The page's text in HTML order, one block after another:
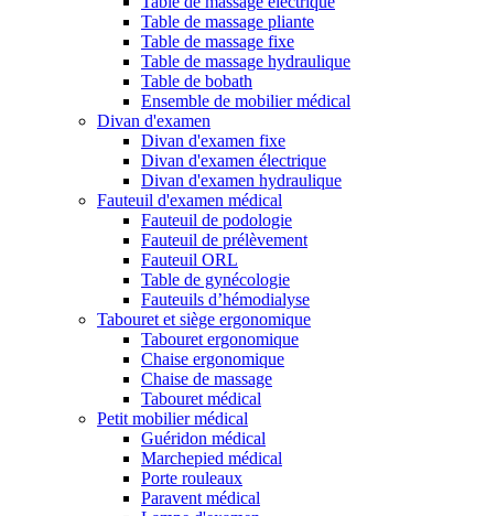
Table de massage pliante
Table de massage fixe
Table de massage hydraulique
Table de bobath
Ensemble de mobilier médical
Divan d'examen
Divan d'examen fixe
Divan d'examen électrique
Divan d'examen hydraulique
Fauteuil d'examen médical
Fauteuil de podologie
Fauteuil de prélèvement
Fauteuil ORL
Table de gynécologie
Fauteuils d’hémodialyse
Tabouret et siège ergonomique
Tabouret ergonomique
Chaise ergonomique
Chaise de massage
Tabouret médical
Petit mobilier médical
Guéridon médical
Marchepied médical
Porte rouleaux
Paravent médical